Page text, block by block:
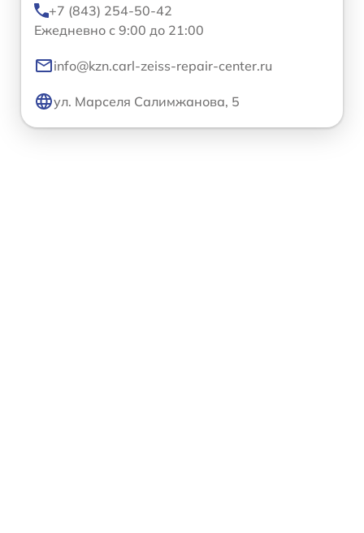
+7 (843) 254-50-42
Ежедневно с 9:00 до 21:00
info@kzn.carl-zeiss-repair-center.ru
ул. Марселя Салимжанова, 5